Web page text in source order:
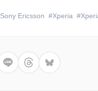
Sony Ericsson Xperia